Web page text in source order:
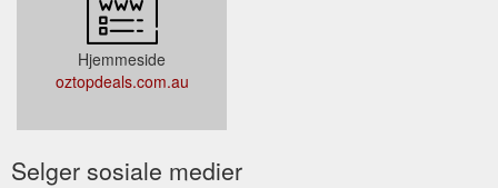
Hjemmeside
oztopdeals.com.au
Selger sosiale medier